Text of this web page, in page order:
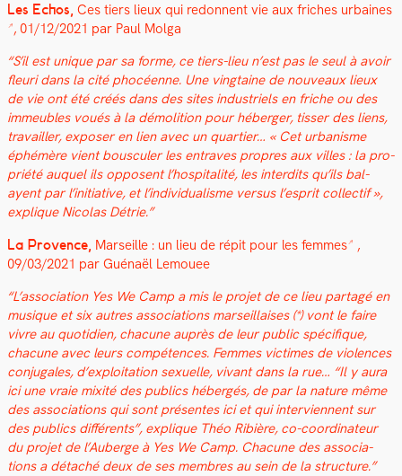
Les Echos, Ces tiers lieux qui redonnent vie aux frich­es urbaines
, 01/12/2021 par Paul Mol­ga
“S’il est unique par sa forme, ce tiers-lieu n’est pas le seul à avoir
fleuri dans la cité phocéenne. Une ving­taine de nou­veaux lieux
de vie ont été créés dans des sites indus­triels en friche ou des
immeubles voués à la démo­li­tion pour héberg­er, tiss­er des liens,
tra­vailler, expos­er en lien avec un quarti­er… « Cet urban­isme
éphémère vient bous­culer les entrav­es pro­pres aux villes : la pro­
priété auquel ils opposent l’hos­pi­tal­ité, les inter­dits qu’ils bal­
ayent par l’ini­tia­tive, et l’in­di­vid­u­al­isme ver­sus l’e­sprit col­lec­tif »,
explique Nico­las Détrie.”
La Provence, Mar­seille : un lieu de répit pour les femmes ,
09/03/2021 par Gué­naël Lemouee
“L’as­so­ci­a­tion Yes We Camp a mis le pro­jet de ce lieu partagé en
musique et six autres asso­ci­a­tions mar­seil­lais­es (*) vont le faire
vivre au quo­ti­di­en, cha­cune auprès de leur pub­lic spé­ci­fique,
cha­cune avec leurs com­pé­tences. Femmes vic­times de vio­lences
con­ju­gales, d’ex­ploita­tion sex­uelle, vivant dans la rue… “Il y aura
ici une vraie mix­ité des publics hébergés, de par la nature même
des asso­ci­a­tions qui sont présentes ici et qui inter­vi­en­nent sur
des publics dif­férents”, explique Théo Ribière, co-coor­di­na­teur
du pro­jet de l’Auberge à Yes We Camp. Cha­cune des asso­ci­a­
tions a détaché deux de ses mem­bres au sein de la struc­ture.”